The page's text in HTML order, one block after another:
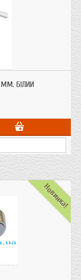
Аналог
ММ. БІЛИЙ
Новинка!